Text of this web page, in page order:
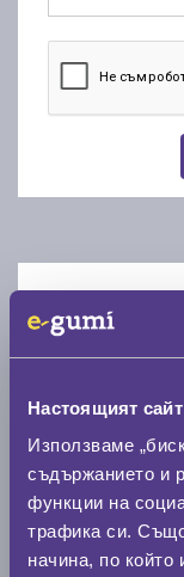
Настоящият
Използваме
съдържанието и
функции на
трафика си.
начина, по който